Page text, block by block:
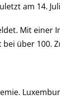
am 14.
Mit einer
über 100.